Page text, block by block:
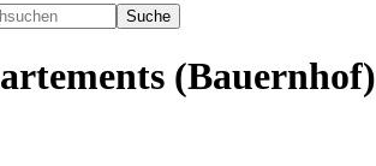
(Bauernhof)